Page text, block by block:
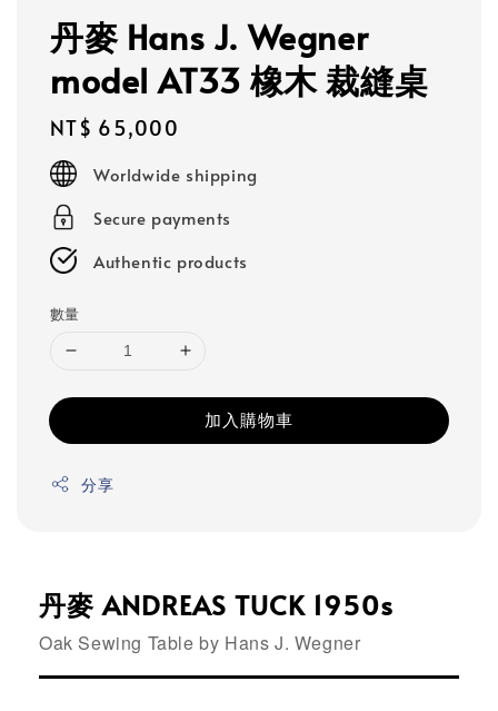
丹麥 Hans J. Wegner
model AT33 橡木 裁縫桌
Regular
price
NT$ 65,000
Worldwide shipping
Secure payments
Authentic products
數量
加入購物車
分享
丹麥 ANDREAS TUCK 1950s
Oak Sewing Table by Hans J. Wegner